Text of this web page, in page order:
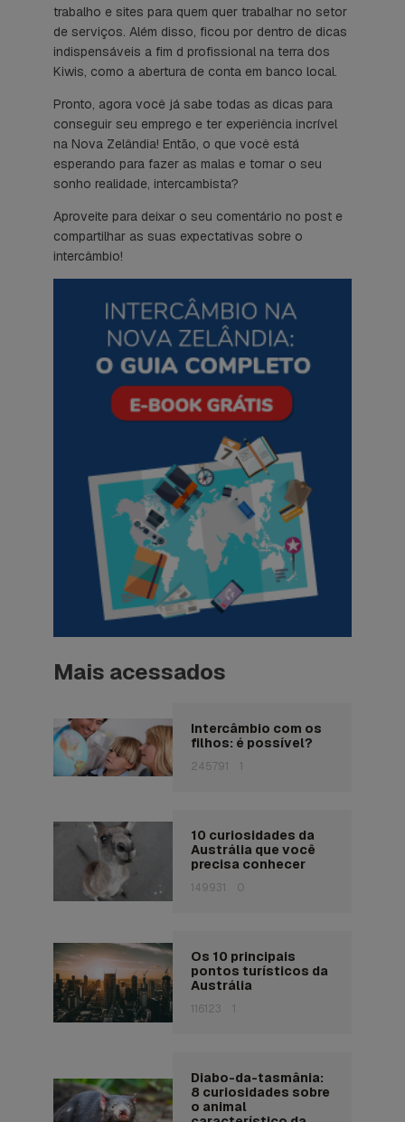
trabalho e sites para quem quer trabalhar no setor
de serviços. Além disso, ficou por dentro de dicas
indispensáveis a fim d profissional na terra dos
Kiwis, como a abertura de conta em banco local.
Pronto, agora você já sabe todas as dicas para
conseguir seu emprego e ter experiência incrível
na Nova Zelândia! Então, o que você está
esperando para fazer as malas e tornar o seu
sonho realidade, intercambista?
Aproveite para deixar o seu comentário no post e
compartilhar as suas expectativas sobre o
intercâmbio!
Mais acessados
Intercâmbio com os
filhos: é possível?
245791 1
10 curiosidades da
Austrália que você
precisa conhecer
149931 0
Os 10 principais
pontos turísticos da
Austrália
116123 1
Diabo-da-tasmânia:
8 curiosidades sobre
o animal